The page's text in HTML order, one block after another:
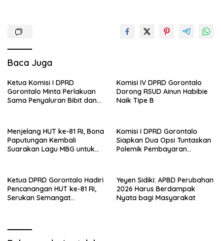
Baca Juga
Ketua Komisi I DPRD
Gorontalo Minta Perlakuan
Sama Penyaluran Bibit dan
Komisi IV DPRD Gorontalo
Dorong RSUD Ainun Habibie
Naik Tipe B
Menjelang HUT ke-81 RI, Bona
Paputungan Kembali
Suarakan Lagu MBG untuk
Komisi I DPRD Gorontalo
Siapkan Dua Opsi Tuntaskan
Polemik Pembayaran
Ketua DPRD Gorontalo Hadiri
Pencanangan HUT ke-81 RI,
Serukan Semangat
Yeyen Sidiki: APBD Perubahan
2026 Harus Berdampak
Nyata bagi Masyarakat